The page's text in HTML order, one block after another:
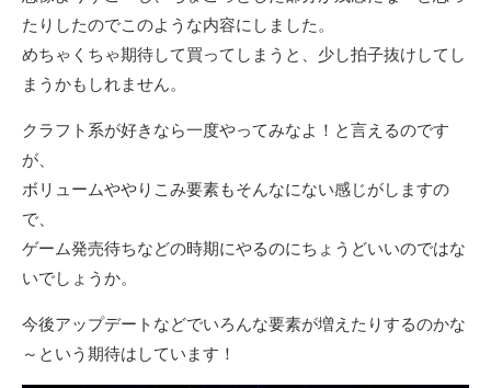
たりしたのでこのような内容にしました。
めちゃくちゃ期待して買ってしまうと、少し拍子抜けしてし
まうかもしれません。
クラフト系が好きなら一度やってみなよ！と言えるのです
が、
ボリュームややりこみ要素もそんなにない感じがしますの
で、
ゲーム発売待ちなどの時期にやるのにちょうどいいのではな
いでしょうか。
今後アップデートなどでいろんな要素が増えたりするのかな
～という期待はしています！